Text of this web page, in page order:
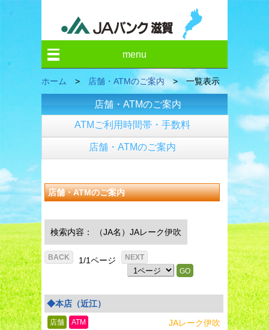
menu
ホーム > 店舗・ATMのご案内> 一覧表示
店舗・ATMのご案内
ATMご利用時間帯・手数料
店舗・ATMのご案内
店舗・ATMのご案内
検索内容： （JA名）JAレーク伊吹
1/1ページ
◆本店（近江）
JAレーク伊吹
店舗 ATM